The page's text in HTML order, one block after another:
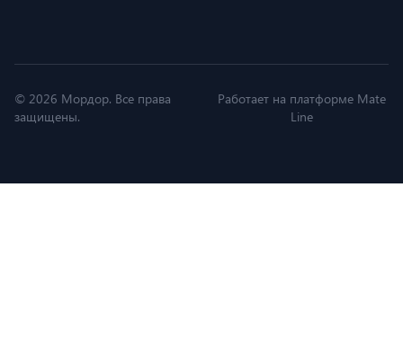
© 2026 Мордор. Все права
защищены.
Работает на платформе Mate
Line